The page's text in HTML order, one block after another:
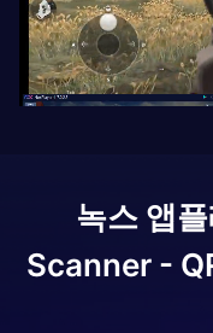
녹스 앱
Scanner -